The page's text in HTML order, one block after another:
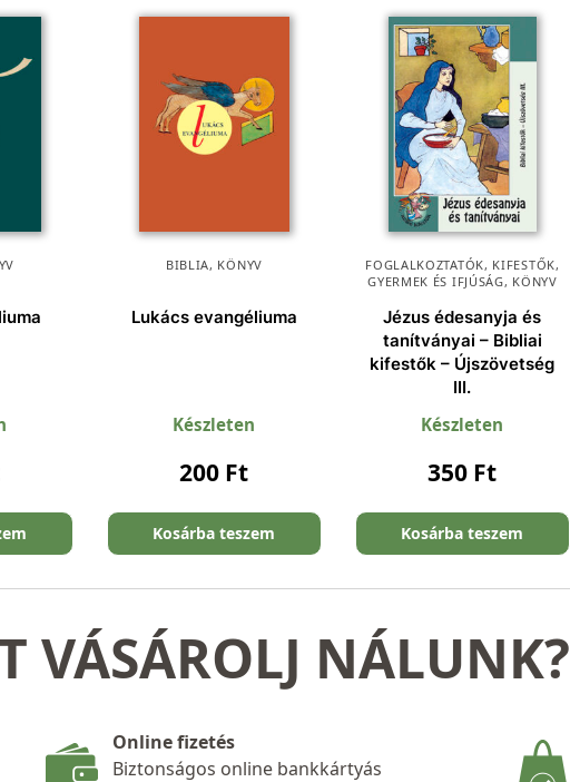
BIBLIA, KÖNYV
Lukács evangéliuma
Készleten
200 Ft
Kosárba teszem
FOGLALKOZTATÓK, KIFESTŐK,
GYERMEK ÉS IFJÚSÁG, KÖNYV
Jézus édesanyja és
tanítványai – Bibliai
kifestők – Újszövetség
III.
Készleten
350 Ft
Kosárba teszem
VÁSÁROLJ NÁLUNK?
Online fizetés
Biztonságos online bankkártyás